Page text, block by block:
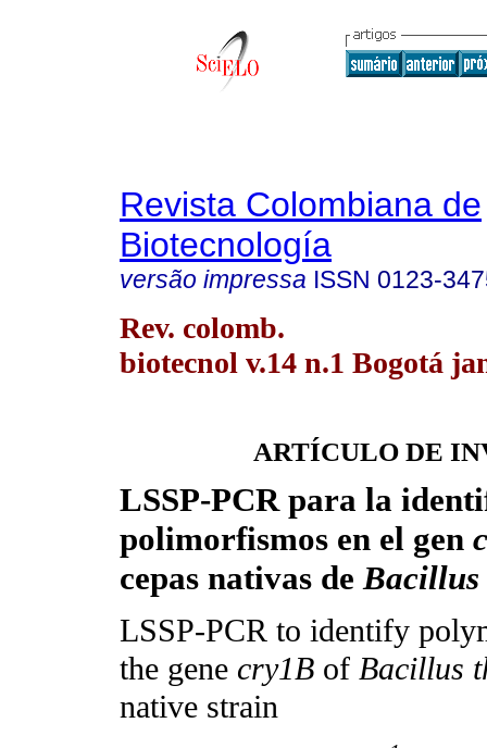
Revista Colombiana de
Biotecnología
versão impressa ISSN 0123-
Rev. colomb.
biotecnol v.14 n.1 Bogotá
ARTÍCULO DE
LSSP-PCR para la
polimorfismos en el gen
cepas nativas deBacillus
LSSP-PCR to identify
the gene cry1B of Bacillus
native strain